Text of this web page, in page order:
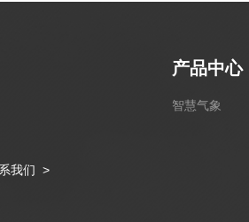
我们 >
产品中心
智慧气象